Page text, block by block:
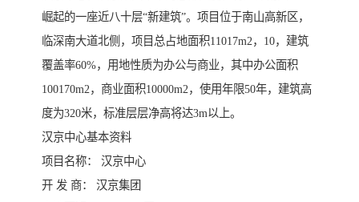
崛起的一座近八十层“新建筑”。项目位于南山高新区，
临深南大道北侧，项目总占地面积11017m2，10，建筑
覆盖率60%，用地性质为办公与商业，其中办公面积
100170m2，商业面积10000m2，使用年限50年，建筑高
度为320米，标准层层净高将达3m以上。
汉京中心基本资料
项目名称： 汉京中心
开 发 商： 汉京集团